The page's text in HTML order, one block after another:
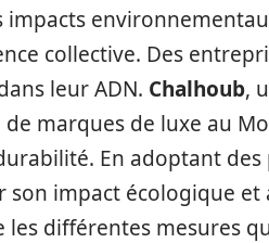
impacts
collective. Des
leur ADN. Chalhoub,
marques de luxe au
En adoptant
son impact écologique et
les différentes mesures